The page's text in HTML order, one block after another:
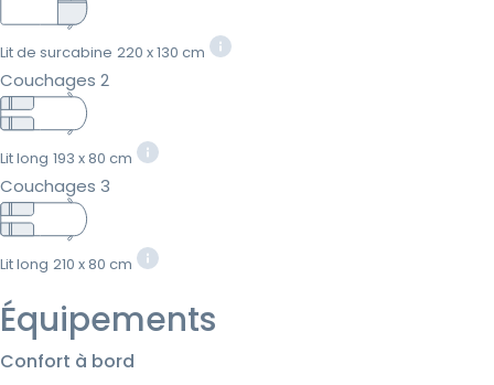
Lit de surcabine 220 x 130 cm
Couchages 2
Lit long 193 x 80 cm
Couchages 3
Lit long 210 x 80 cm
Équipements
Confort à bord